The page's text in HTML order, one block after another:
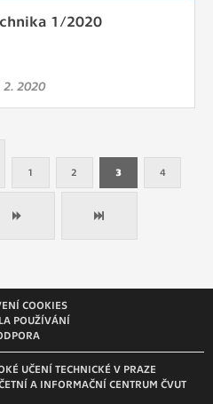
1/2020
2. 2020
1 2 3 4
UČENÍ TECHNICKÉ V PRAZE
A INFORMAČNÍ CENTRUM ČVUT
COOKIES
POUŽÍVÁNÍ